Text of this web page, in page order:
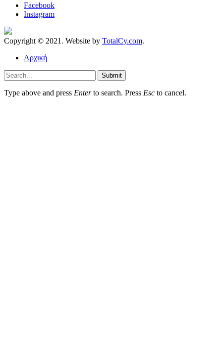
Facebook
Instagram
Copyright © 2021. Website by TotalCy.com.
Αρχική
Submit
Type above and press Enterto search. Press Esc to cancel.